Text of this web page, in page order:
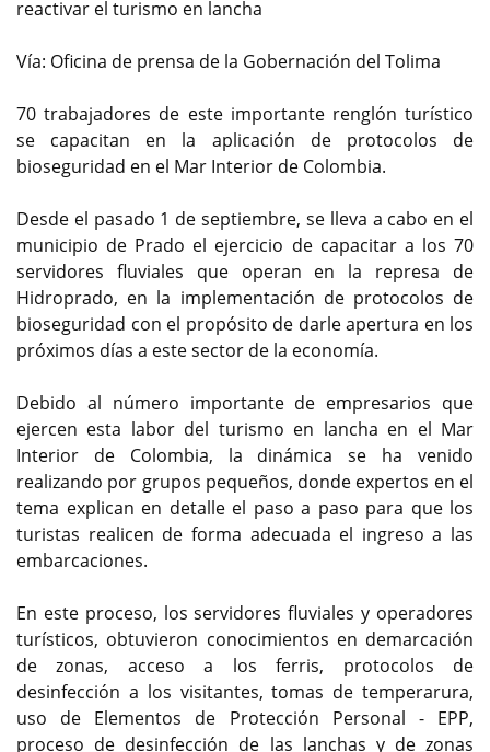
reactivar el turismo en lancha
Vía: Oficina de prensa de la Gobernación del Tolima
70 trabajadores de este importante renglón turístico
se capacitan en la aplicación de protocolos de
bioseguridad en el Mar Interior de Colombia.
Desde el pasado 1 de septiembre, se lleva a cabo en el
municipio de Prado el ejercicio de capacitar a los 70
servidores fluviales que operan en la represa de
Hidroprado, en la implementación de protocolos de
bioseguridad con el propósito de darle apertura en los
próximos días a este sector de la economía.
Debido al número importante de empresarios que
ejercen esta labor del turismo en lancha en el Mar
Interior de Colombia, la dinámica se ha venido
realizando por grupos pequeños, donde expertos en el
tema explican en detalle el paso a paso para que los
turistas realicen de forma adecuada el ingreso a las
embarcaciones.
En este proceso, los servidores fluviales y operadores
turísticos, obtuvieron conocimientos en demarcación
de zonas, acceso a los ferris, protocolos de
desinfección a los visitantes, tomas de temperarura,
uso de Elementos de Protección Personal - EPP,
proceso de desinfección de las lanchas y de zonas